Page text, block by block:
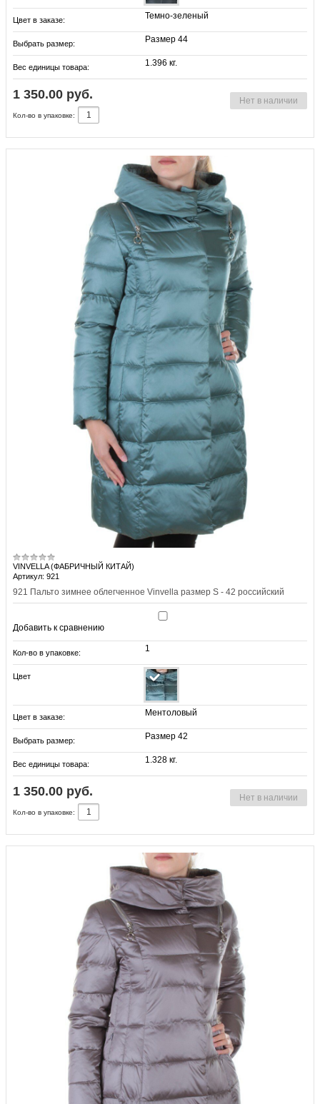
Цвет в заказе: Темно-зеленый
Выбрать размер: Размер 44
Вес единицы товара: 1.396 кг.
1 350.00 руб. Нет в наличии
Кол-во в упаковке:
VINVELLA (ФАБРИЧНЫЙ КИТАЙ)
Артикул: 921
921 Пальто зимнее облегченное Vinvella размер S - 42 российский
Добавить к сравнению
Кол-во в упаковке: 1
Цвет
Цвет в заказе: Ментоловый
Выбрать размер: Размер 42
Вес единицы товара: 1.328 кг.
1 350.00 руб. Нет в наличии
Кол-во в упаковке: